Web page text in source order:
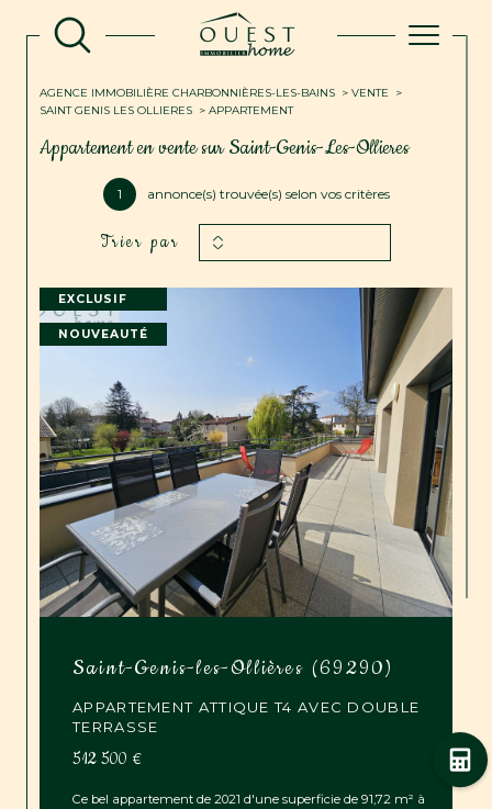
AGENCE IMMOBILIÈRE CHARBONNIÈRES-LES-BAINS
VENTE
SAINT GENIS LES OLLIERES
APPARTEMENT
Appartement en vente sur Saint-Genis-Les-Ollieres
1 annonce(s) trouvée(s) selon vos critères
Trier par
Saint-Genis-les-Ollières (69290)
APPARTEMENT ATTIQUE T4 AVEC DOUBLE
TERRASSE
512 500 €
Ce bel appartement de 2021 d'une superficie de 91,72 m² à
EXCLUSIF
NOUVEAUTÉ